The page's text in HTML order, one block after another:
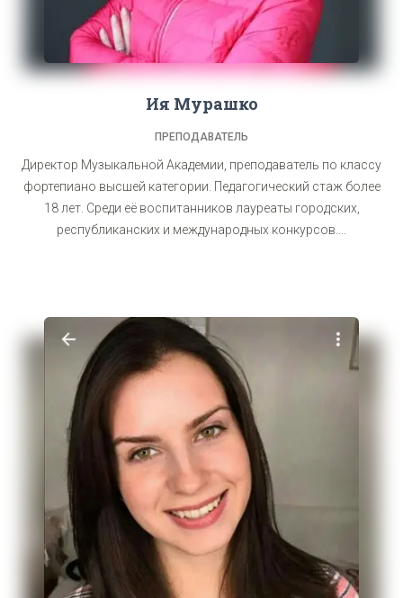
Ия Мурашко
ПРЕПОДАВАТЕЛЬ
Директор Музыкальной Академии, преподаватель по классу
фортепиано высшей категории. Педагогический стаж более
18 лет. Среди её воспитанников лауреаты городских,
республиканских и международных конкурсов....